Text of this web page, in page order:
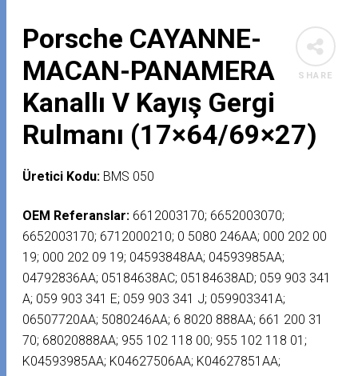
SHARE
Porsche CAYANNE-
MACAN-PANAMERA
Kanallı V Kayış Gergi
Rulmanı (17×64/69×27)
Üretici Kodu: BMS 050
OEM Referanslar: 6612003170; 6652003070;
6652003170; 6712000210; 0 5080 246AA; 000 202 00
19; 000 202 09 19; 04593848AA; 04593985AA;
04792836AA; 05184638AC; 05184638AD; 059 903 341
A; 059 903 341 E; 059 903 341 J; 059903341A;
06507720AA; 5080246AA; 6 8020 888AA; 661 200 31
70; 68020888AA; 955 102 118 00; 955 102 118 01;
K04593985AA; K04627506AA; K04627851AA;